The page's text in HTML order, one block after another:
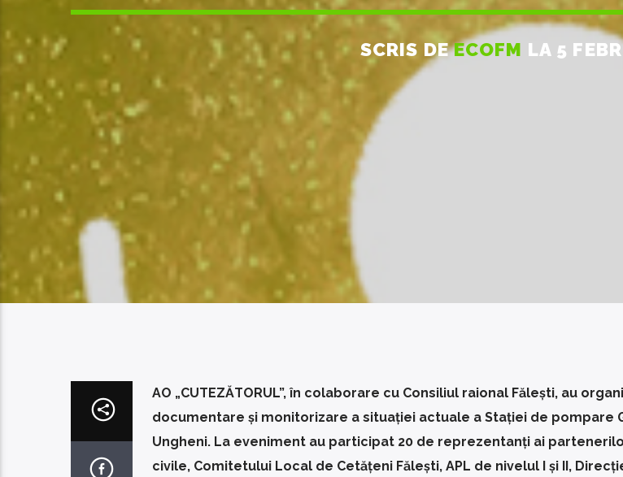
SCRIS DEECOFM LA 5
AO „CUTEZĂTORUL”, în colaborare cu Consiliul raional Fălești, au
documentare și monitorizare a situației actuale a Stației de pompare
Ungheni. La eveniment au participat 20 de reprezentanți ai
civile, Comitetului Local de Cetățeni Fălești, APL de nivelul I și II,